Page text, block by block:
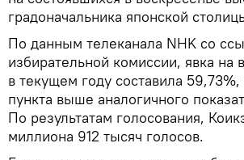
градоначальника японской
По данным телеканала NHK со
избирательной комиссии, явка на
в текущем году составила 59,73%,
пункта выше аналогичного
По результатам голосования,
миллиона 912 тысяч голосов.